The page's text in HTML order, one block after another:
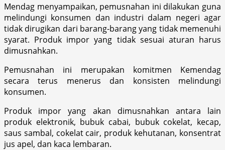
Mendag menyampaikan, pemusnahan ini dilakukan guna
melindungi konsumen dan industri dalam negeri agar
tidak dirugikan dari barang-barang yang tidak memenuhi
syarat. Produk impor yang tidak sesuai aturan harus
dimusnahkan.
Pemusnahan ini merupakan komitmen Kemendag
secara terus menerus dan konsisten melindungi
konsumen.
Produk impor yang akan dimusnahkan antara lain
produk elektronik, bubuk cabai, bubuk cokelat, kecap,
saus sambal, cokelat cair, produk kehutanan, konsentrat
jus apel, dan kaca lembaran.